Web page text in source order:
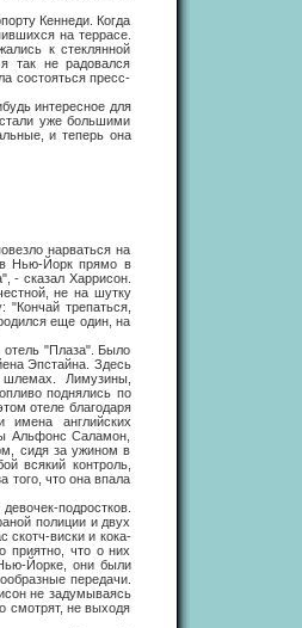
Кеннеди. Когда
на террасе.
к стеклянной
так не радовался
состояться пресс-
интересное для
уже большими
и теперь она
нарваться на
в Нью-Йорк прямо в
- сказал Харрисон.
не на шутку
трепаться,
еще один, на
"Плаза". Было
Эпстайна. Здесь
Лимузины,
поднялись по
отеле благодаря
имена английских
Альфонс Саламон,
сидя за ужином в
всякий контроль,
того, что она впала
подростков.
полиции и двух
скотч-виски и кока-
приятно, что о них
Йорке, они были
передачи.
не задумываясь
смотрят, не выходя